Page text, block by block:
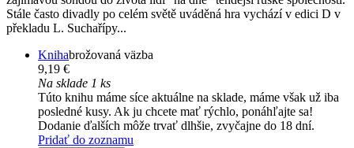
Stále často divadly po celém světě uváděná hra vychází v edici D v
překladu L. Suchařípy...
Knihabrožovaná väzba
9,19 €
Na sklade 1 ks
Túto knihu máme síce aktuálne na sklade, máme však už iba
posledné kusy. Ak ju chcete mať rýchlo, ponáhľajte sa!
Dodanie ďalších môže trvať dlhšie, zvyčajne do 18 dní.
Pridať do zoznamu